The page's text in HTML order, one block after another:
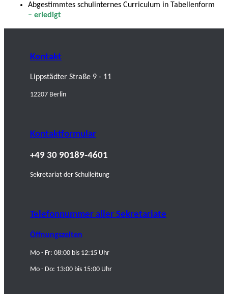
Abgestimmtes schulinternes Curriculum in Tabellenform
– erledigt
Kontakt
Lippstädter Straße 9 - 11
12207 Berlin
Kontaktformular
+49 30 90189-4601
Sekretariat der Schulleitung
Telefonnummer aller Sekretariate
Öffnungszeiten
Mo - Fr: 08:00 bis 12:15 Uhr
Mo - Do: 13:00 bis 15:00 Uhr